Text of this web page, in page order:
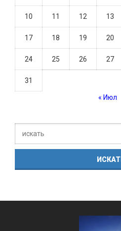
10 11 12 13
17 18 19 20
24 25 26 27
31
« Июл